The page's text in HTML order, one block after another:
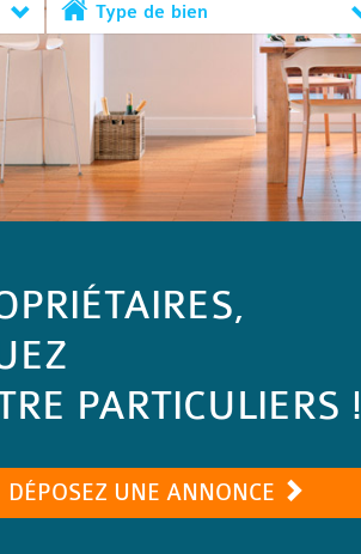
Type de bien
PARTICULIERS !
DÉPOSEZ UNE ANNONCE